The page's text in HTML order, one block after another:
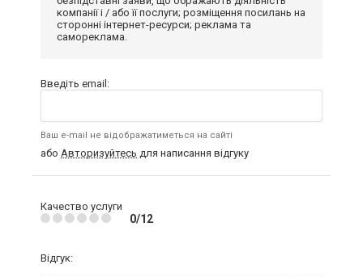
компанії і / або її послуги; розміщення посилань на
сторонні інтернет-ресурси; реклама та
самореклама.
Введіть email:
Ваш e-mail не відображатиметься на сайті
або Авторизуйтесь для написання відгуку
Качество услуги
0/12
Відгук: